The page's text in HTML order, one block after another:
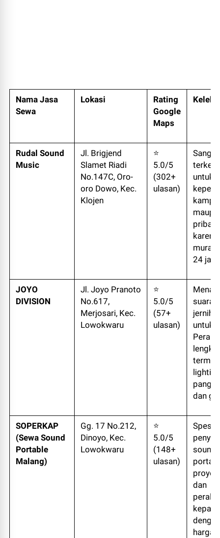
Nama Jasa
Sewa
Lokasi
Rating
Google
Maps
Rudal Sound
Music
Jl. Brigjend
Slamet Riadi
No.147C, Oro-
oro Dowo, Kec.
Klojen
⭐
5.0/5
(302+
ulasan)
Sangat
untuk
pribadi
karena
24
JOYO
DIVISION
Jl. Joyo Pranoto
No.617,
Merjosari, Kec.
Lowokwaru
⭐
5.0/5
(57+
ulasan)
suara
jernih,
untuk
dan
SOPERKAP
(Sewa Sound
Portable
Malang)
Gg. 17 No.212,
Dinoyo, Kec.
Lowokwaru
⭐
5.0/5
(148+
ulasan)
sound
dan
harga